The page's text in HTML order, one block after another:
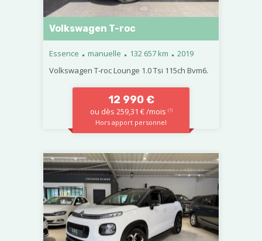
Volkswagen T-roc
Essence . manuelle . 132 657 km . 2019
Volkswagen T-roc Lounge 1.0 Tsi 115ch Bvm6.
12 990 €
ou dès 259,31 € /mois (1)
Hors apport personnel